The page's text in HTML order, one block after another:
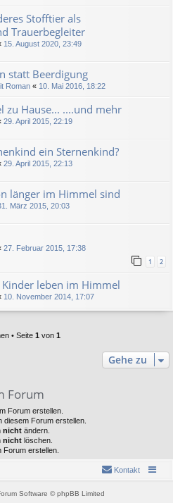
Stofftier als
Trauerbegleiter
15. August 2020, 23:49
statt Beerdigung
Roman « 10. Mai 2016, 18:22
zu Hause... ....und mehr
29. April 2015, 22:19
ein Sternenkind?
29. April 2015, 22:13
länger im Himmel sind
März 2015, 20:03
27. Februar 2015, 17:38
1 2
leben im Himmel
10. November 2014, 17:07
• Seite 1 von 1
Gehe zu
Forum
Forum erstellen.
diesem Forum erstellen.
nicht ändern.
nicht löschen.
Forum erstellen.
Kontakt
Software © phpBB Limited